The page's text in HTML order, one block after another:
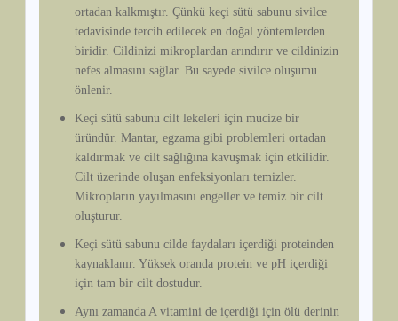
ortadan kalkmıştır. Çünkü keçi sütü sabunu sivilce
tedavisinde tercih edilecek en doğal yöntemlerden
biridir. Cildinizi mikroplardan arındırır ve cildinizin
nefes almasını sağlar. Bu sayede sivilce oluşumu
önlenir.
Keçi sütü sabunu cilt lekeleri için mucize bir
üründür. Mantar, egzama gibi problemleri ortadan
kaldırmak ve cilt sağlığına kavuşmak için etkilidir.
Cilt üzerinde oluşan enfeksiyonları temizler.
Mikropların yayılmasını engeller ve temiz bir cilt
oluşturur.
Keçi sütü sabunu cilde faydaları içerdiği proteinden
kaynaklanır. Yüksek oranda protein ve pH içerdiği
için tam bir cilt dostudur.
Aynı zamanda A vitamini de içerdiği için ölü derinin